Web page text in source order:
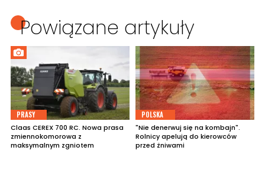
Powiązane artykuły
PRASY
Claas CEREX 700 RC. Nowa prasa
zmiennokomorowa z
maksymalnym zgniotem
POLSKA
"Nie denerwuj się na kombajn".
Rolnicy apelują do kierowców
przed żniwami